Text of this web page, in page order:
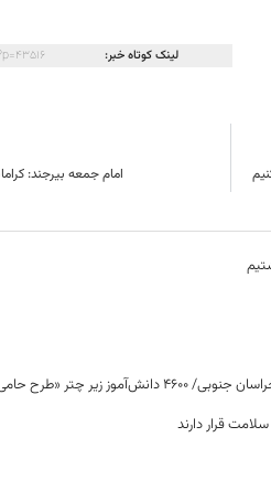
لینک کوتاه خبر:
امام جمعه بیرجند:
زیر چتر «طرح حامی»